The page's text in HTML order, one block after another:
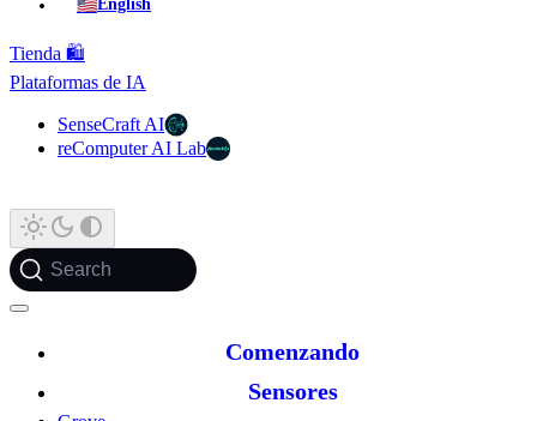
🇺🇸English
Tienda 🛍️
Plataformas de IA
SenseCraft AI
reComputer AI Lab
Search
Comenzando
Sensores